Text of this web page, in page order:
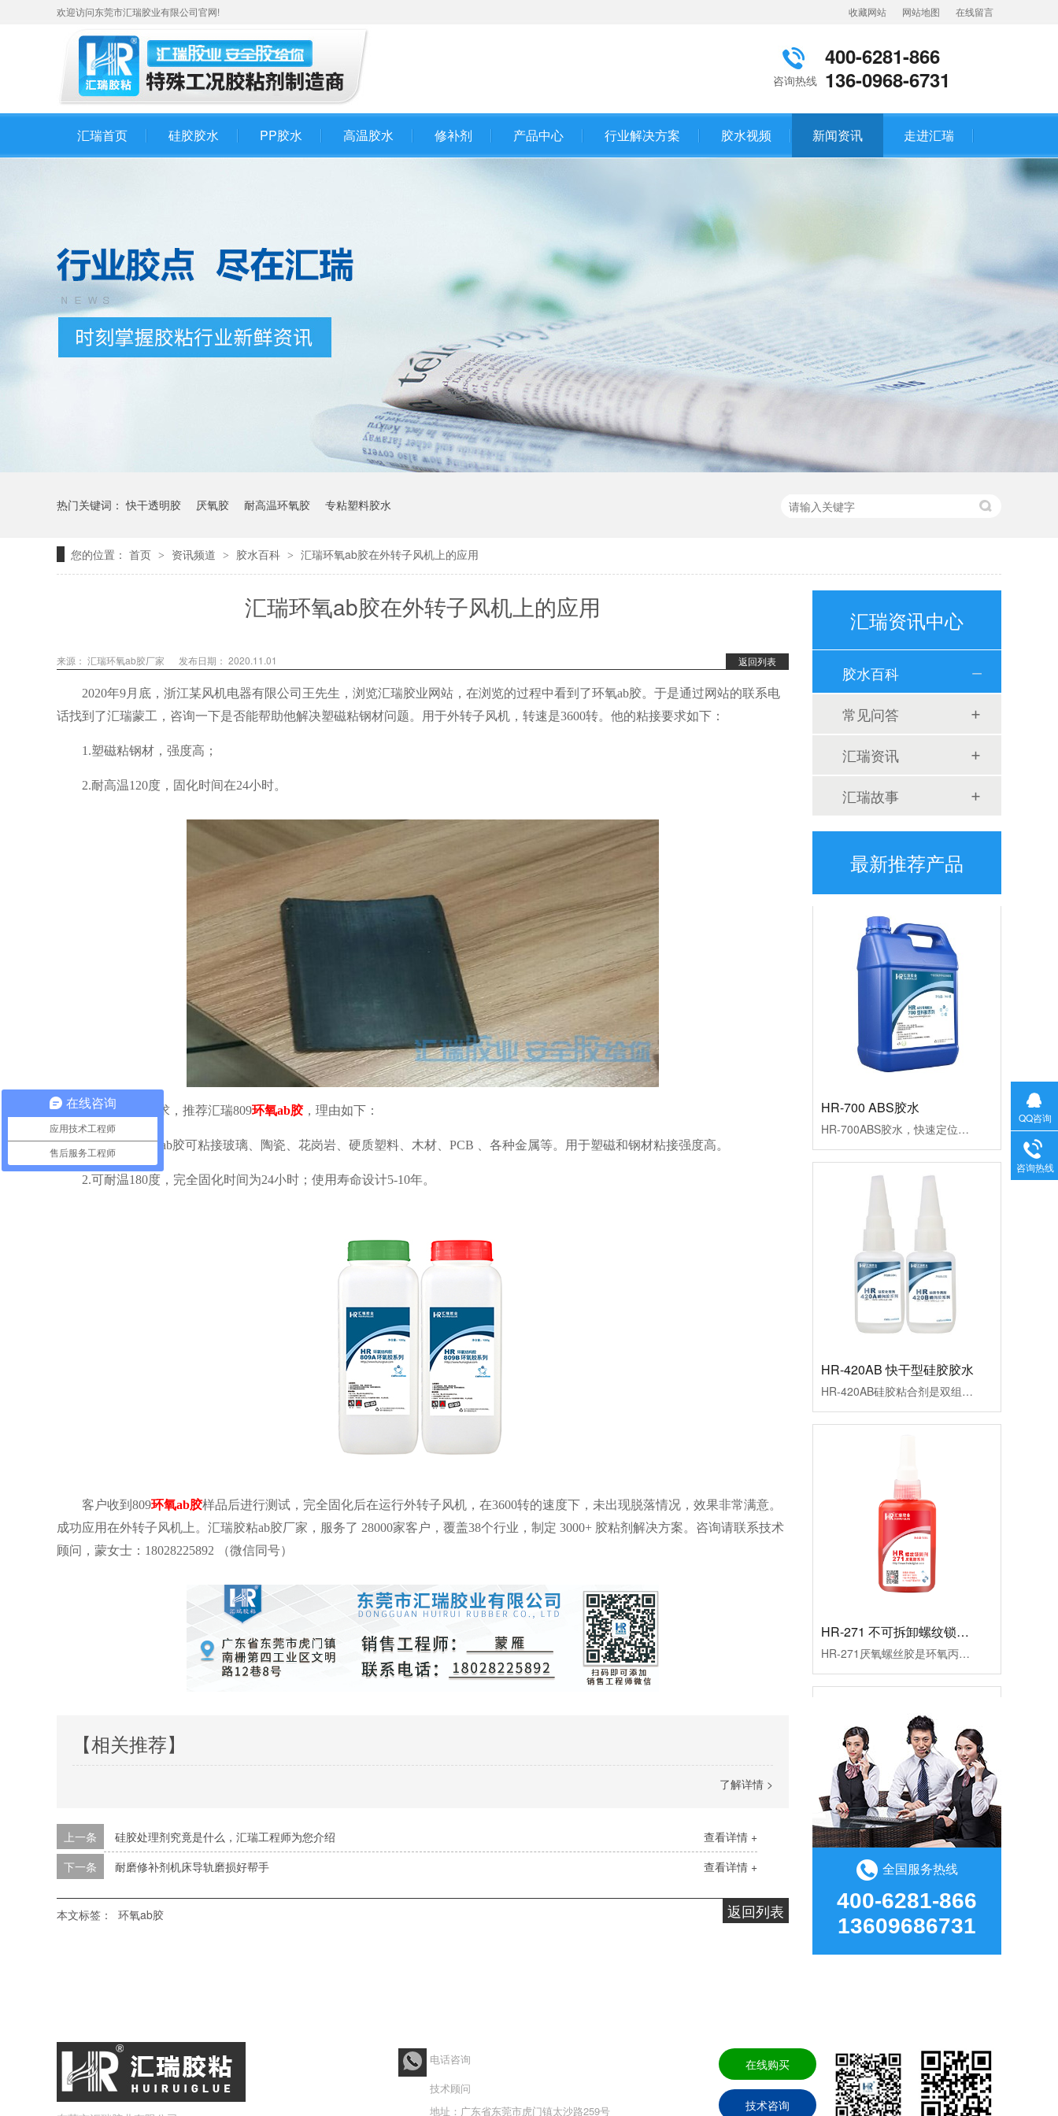
收藏网站 网站地图 在线留言
欢迎访问东莞市汇瑞胶业有限公司官网!
咨询热线
400-6281-866
136-0968-6731
汇瑞首页 硅胶胶水 PP胶水 高温胶水 修补剂 产品中心 行业解决方案 胶水视频 新闻资讯 走进汇瑞
热门关键词：快干透明胶 厌氧胶 耐高温环氧胶 专粘塑料胶水
您的位置： 首页 > 资讯频道 > 胶水百科 > 汇瑞环氧ab胶在外转子风机上的应用
汇瑞环氧ab胶在外转子风机上的应用
返回列表
来源： 汇瑞环氧ab胶厂家 发布日期： 2020.11.01
2020年9月底，浙江某风机电器有限公司王先生，浏览汇瑞胶业网站，在浏览的过程中看到了环氧ab胶。于是通过网站的联系电
话找到了汇瑞蒙工，咨询一下是否能帮助他解决塑磁粘钢材问题。用于外转子风机，转速是3600转。他的粘接要求如下：
1.塑磁粘钢材，强度高；
2.耐高温120度，固化时间在24小时。
根据客户的要求，推荐汇瑞809环氧ab胶，理由如下：
1.汇瑞809环氧ab胶可粘接玻璃、陶瓷、花岗岩、硬质塑料、木材、PCB 、各种金属等。用于塑磁和钢材粘接强度高。
2.可耐温180度，完全固化时间为24小时；使用寿命设计5-10年。
客户收到 809环氧ab胶样品后进行测试，完全固化后在运行外转子风机，在3600转的速度下，未出现脱落情况，效果非常满意。
成功应用在外转子风机上。汇瑞胶粘ab胶厂家，服务了 28000家客户，覆盖38个行业，制定 3000+ 胶粘剂解决方案。咨询请联系技术
顾问，蒙女士：18028225892 （微信同号）
【相关推荐】
了解详情 >
查看详情 +
上一条
硅胶处理剂究竟是什么，汇瑞工程师为您介绍
查看详情 +
下一条 耐磨修补剂机床导轨磨损好帮手
返回列表
本文标签： 环氧ab胶
汇瑞资讯中心
胶水百科
常见问答
汇瑞资讯
汇瑞故事
最新推荐产品
HR-271厌氧螺丝胶是环氧丙稀酸酯型厌氧胶，高强度，低粘度，耐高温锁固密封螺纹胶水，红色胶液，初固时间10-15分钟，适用于无需要拆卸的金属螺丝锁固。应用行业：五金配件、电子电器、设备器械等产品应用：适用于无需要拆卸的金属螺丝锁固
HR-419 硅胶处理剂
HR-420AB硅胶粘合剂是双组分硅胶专用胶水，处理剂配胶水使用粘硅胶达到破材级，具有快速固化、强力不发白、抗震特点，适用于硅胶粘硅胶、硅胶粘金属、塑料、木材等，已通过欧盟ROHS标准和REACH检测。应用行业：硅胶行业、电子电器、医疗行业、日用品、装饰品、塑料制品、包装行业等。产品应用：硅胶管和塑料套接、硅胶和塑料套接、硅胶套接、硅胶粘ABS、硅胶粘PC、硅胶粘PVC等
HR-271厌氧螺丝胶是环氧丙稀酸酯型厌氧胶，高强度，低粘度，耐高温锁固密封螺纹胶水，红色胶液，初固时间10-15分钟，适用于无需要拆卸的金属螺丝锁固。应用行业：五金配件、电子电器、设备器械等产品应用：适用于无需要拆卸的金属螺丝锁固
HR-419 硅胶处理剂
HR-419硅胶处理剂是透明的硅胶表面处理剂，可改善硅胶表面活性，提高附着力，主要溶剂为甲笨，使用方便，可手工涂刷、机器喷涂，适用于硅胶喷漆、印刷、热转印、贴双面胶前处理，解决掉漆、印不上、背胶翘起脱落问题。应用行业：玩具行业、包装印刷、电子电器、硅胶制品等。产品应用：硅胶贴双面胶、硅胶脚垫背胶、硅胶贴不干胶纸、硅胶贴商标名牌、硅胶喷油、硅胶丝印、硅胶热转印、硅胶烤漆等应用
全国服务热线
400-6281-866
13609686731
电话咨询
技术顾问
地址：广东省东莞市虎门镇太沙路259号
在线购买
技术咨询
QQ咨询
咨询热线
在线咨询
应用技术工程师
售后服务工程师